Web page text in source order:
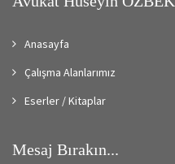
Anasayfa
Çalışma Alanlarımız
Eserler / Kitaplar
Mesaj Bırakın...